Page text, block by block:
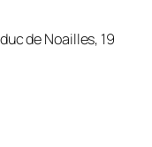
de Noailles, 19